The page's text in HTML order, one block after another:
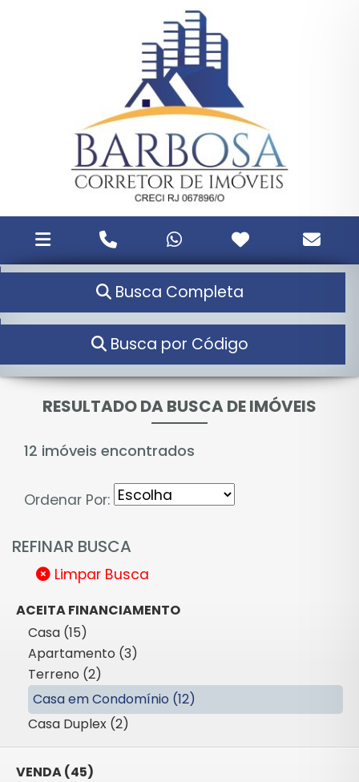
Busca Completa
Busca por Código
RESULTADO DA BUSCA DE IMÓVEIS
12 imóveis encontrados
Ordenar Por:
REFINAR BUSCA
Limpar Busca
ACEITA FINANCIAMENTO
Casa (15)
Apartamento (3)
Terreno (2)
Casa em Condomínio (12)
Casa Duplex (2)
VENDA (45)